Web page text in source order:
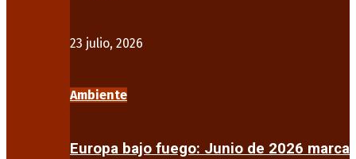
23 julio, 2026
Ambiente
Europa bajo fuego: Junio de 2026 marca